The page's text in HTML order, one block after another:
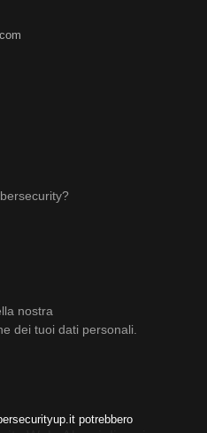
nostra
dei tuoi dati personali.
potrebbero